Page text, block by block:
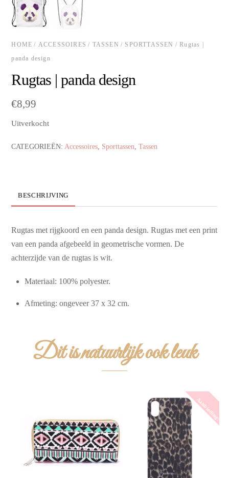
HOME / ACCESSOIRES / TASSEN / SPORTTASSEN / Rugtas |
panda design
Rugtas | panda design
€8,99
Uitverkocht
CATEGORIEËN: Accessoires Sporttassen ,Tassen
BESCHRIJVING
Rugtas met rijgkoord en een panda design. Rugtas met een print
van een panda afgebeeld in geometrische vormen. De
achterzijde van de rugtas is wit.
Materiaal: 100% polyester.
Afmeting: ongeveer 37 x 32 cm.
Dit is natuurlijk ook leuk
Aanbieding!